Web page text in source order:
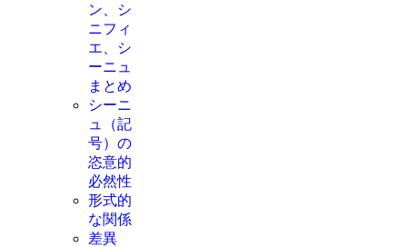
ン、シ
ニフィ
エ、シ
ーニュ
まとめ
シーニ
ュ（記
号）の
恣意的
必然性
形式的
な関係
差異